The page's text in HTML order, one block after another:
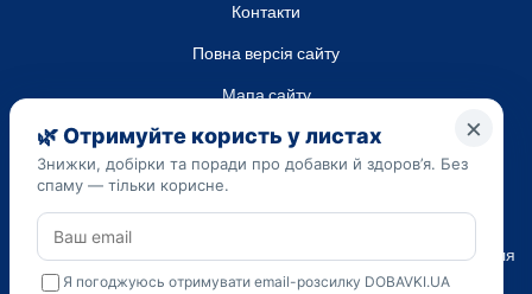
Контакти
Повна версія сайту
Мапа сайту
ТОВ “ДО ЮА”,
Код ЄДРПОУ 45223262
Дата реєстрації 14.09.2023
Наведена на сайті dobavki.ua інформація носить виключно
Ознайомчий характер. Не використовуйте нашу інформацію для
діагностики та лікування. Тільки ваш Лікуючий лікар може